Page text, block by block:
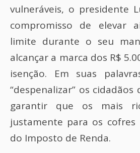
vulneráveis, o presidente
compromisso de elevar
limite durante o seu
alcançar a marca dos R$
isenção. Em suas
“despenalizar” os
garantir que os mais
justamente para os cofres
do Imposto de Renda.